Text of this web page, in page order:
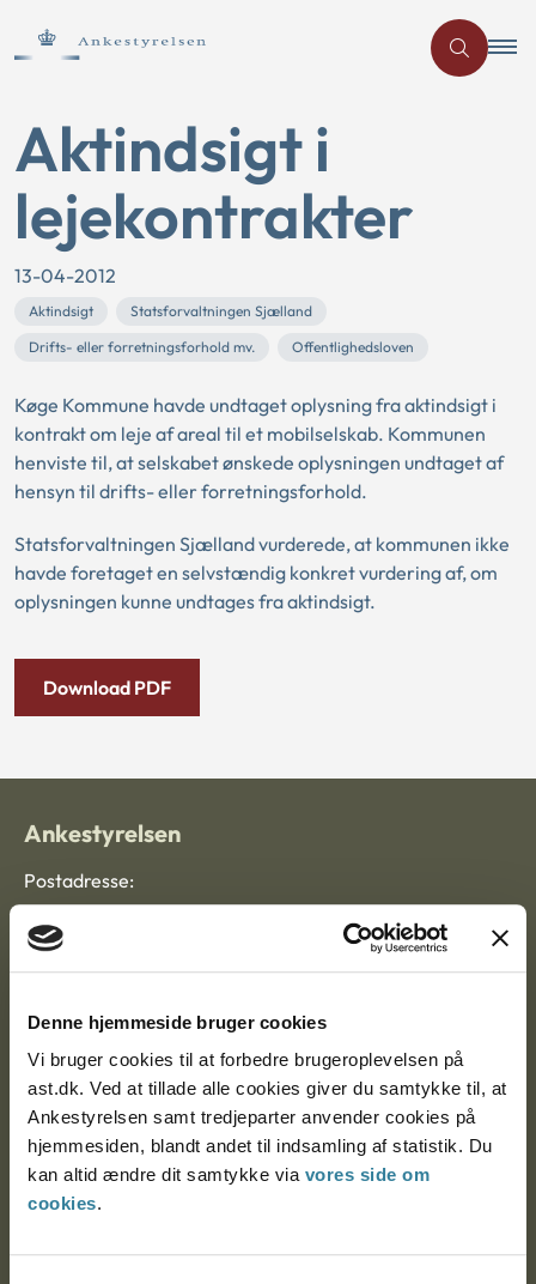
Denne hjemmeside bruger cookies
Vi bruger cookies til at forbedre brugeroplevelsen på
ast.dk. Ved at tillade alle cookies giver du samtykke til, at
Ankestyrelsen samt tredjeparter anvender cookies på
hjemmesiden, blandt andet til indsamling af statistik. Du
kan altid ændre dit samtykke via vores side om
cookies.
Aktindsigt i
lejekontrakter
13-04-2012
Aktindsigt
Statsforvaltningen Sjælland
Drifts- eller forretningsforhold mv.
Offentlighedsloven
Køge Kommune havde undtaget oplysning fra aktindsigt i
kontrakt om leje af areal til et mobilselskab. Kommunen
henviste til, at selskabet ønskede oplysningen undtaget af
hensyn til drifts- eller forretningsforhold.
Statsforvaltningen Sjælland vurderede, at kommunen ikke
havde foretaget en selvstændig konkret vurdering af, om
oplysningen kunne undtages fra aktindsigt.
Download PDF
Ankestyrelsen
Postadresse:
Nytorv 7, 2. sal
Ankestyrelsen Aalborg
Ankestyrelsen København
EAN: 57 98 000 35 48 21